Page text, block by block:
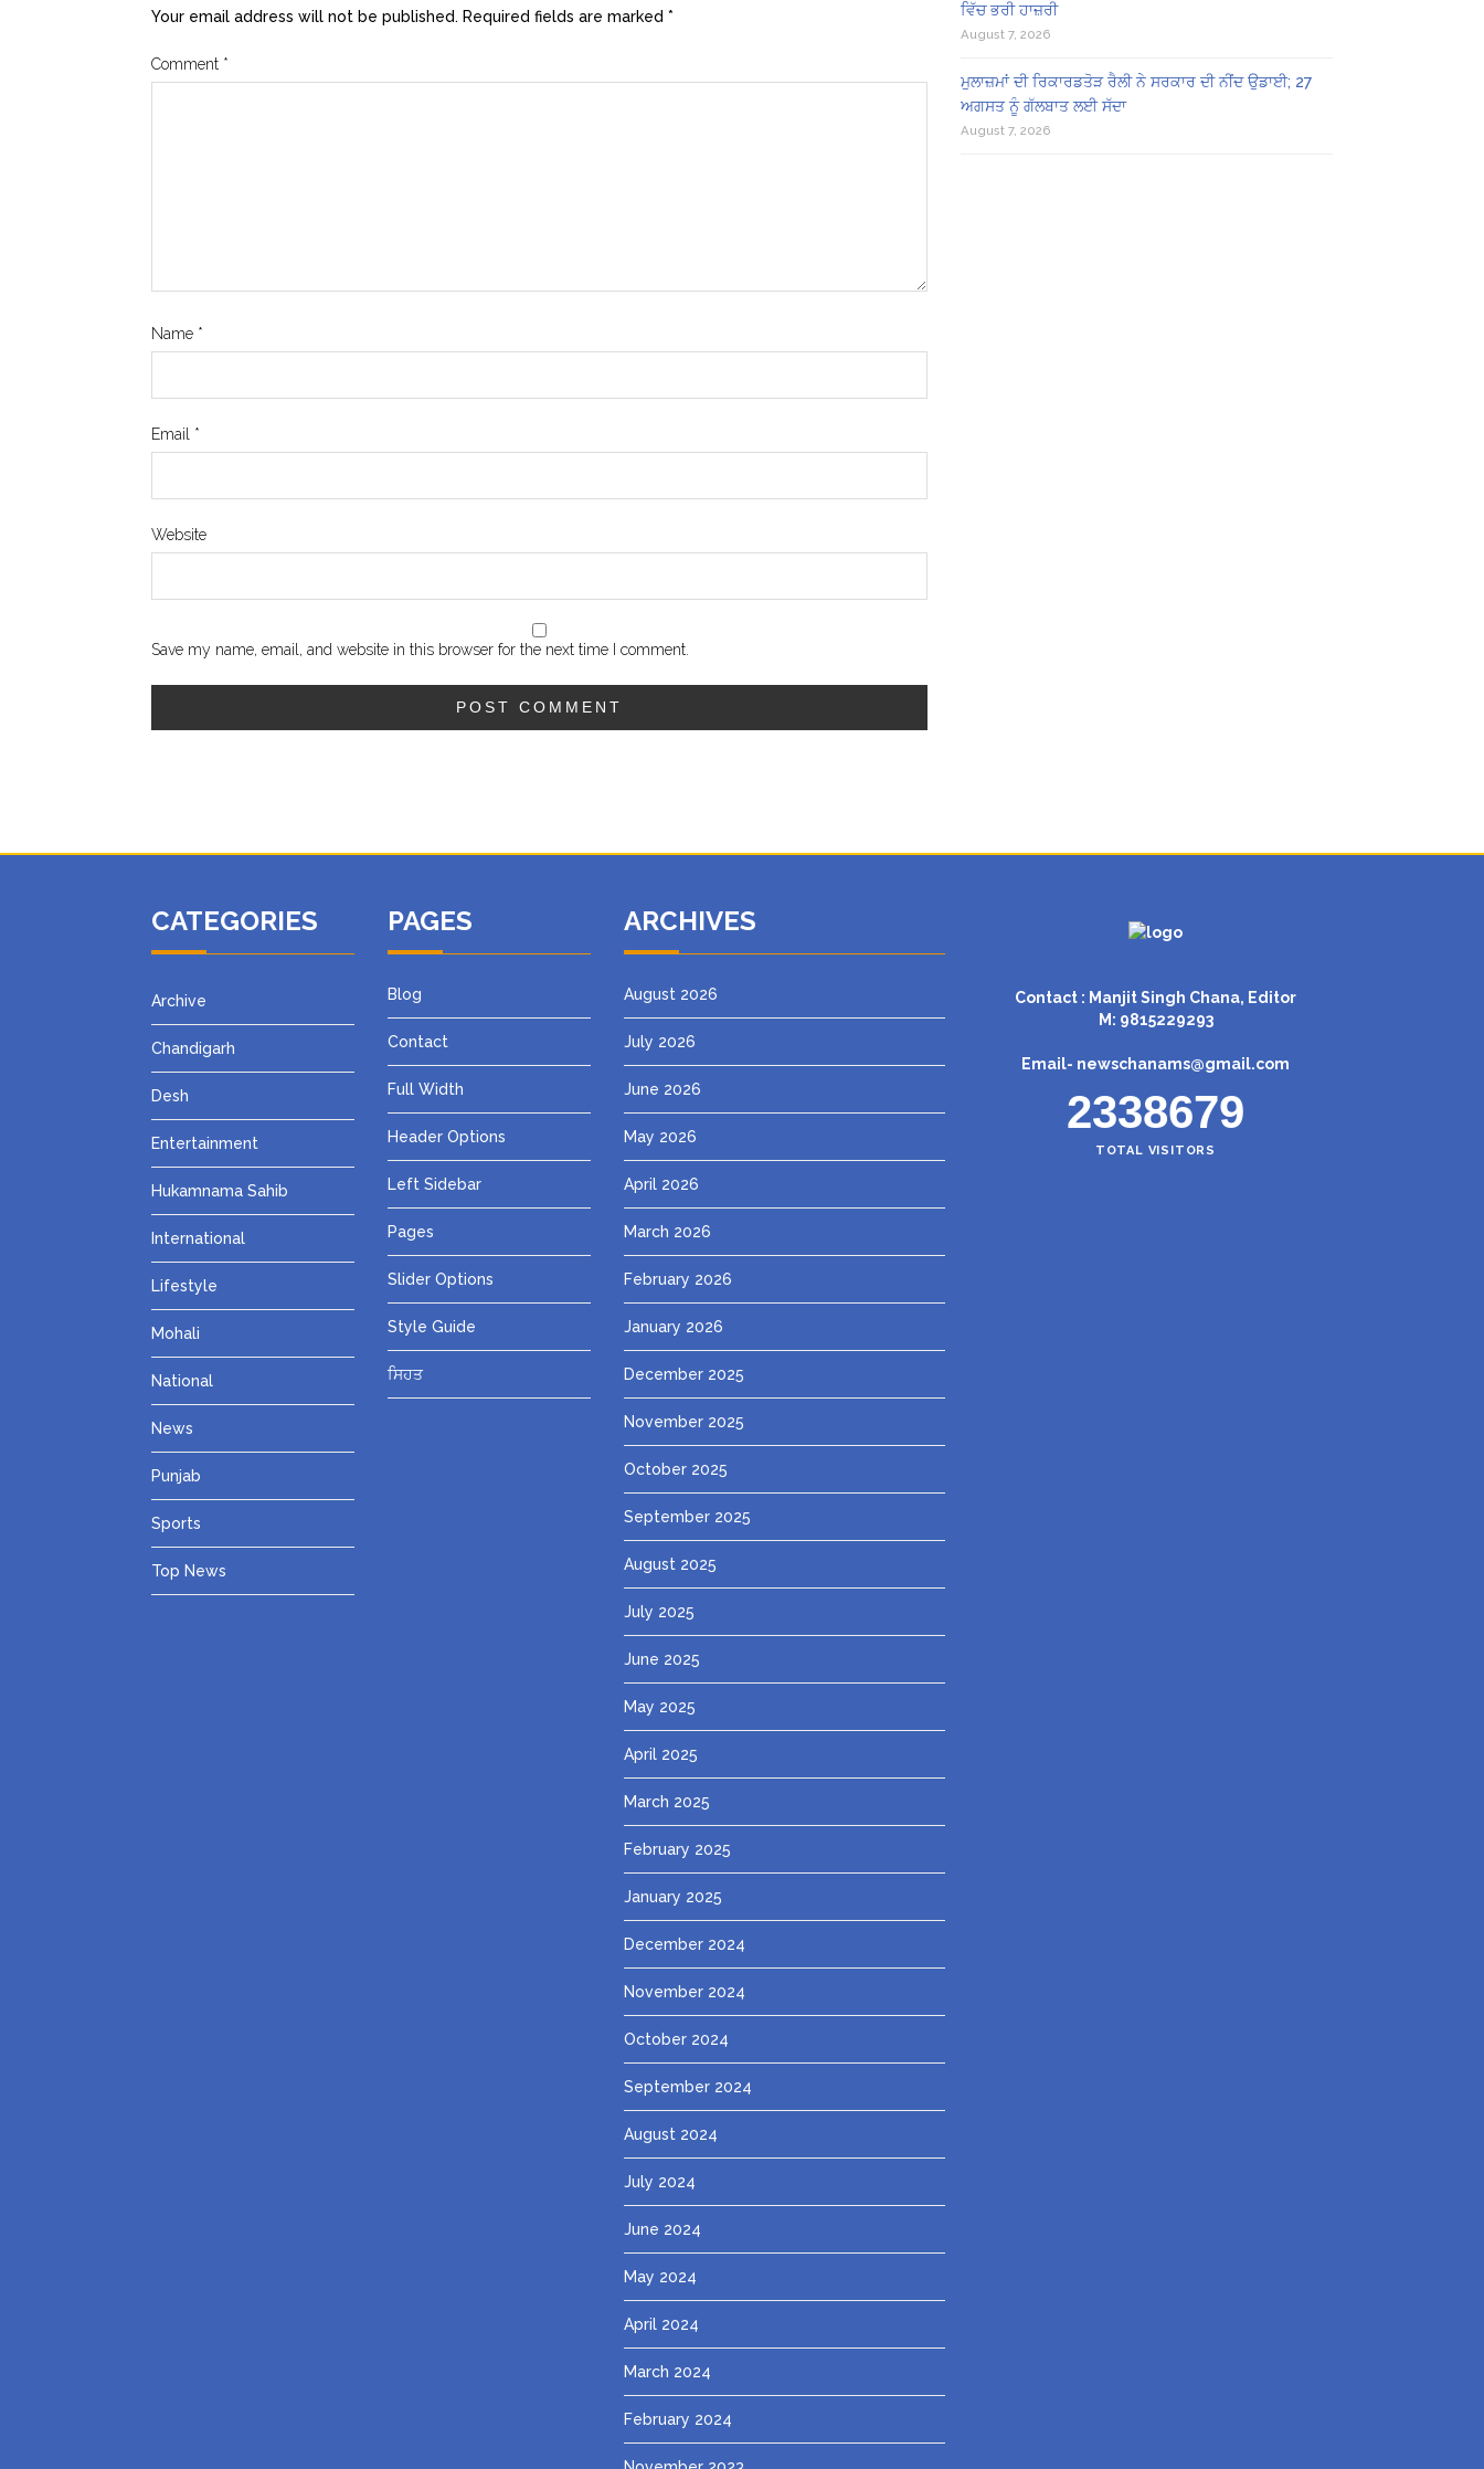
Your email address will not be published. Required fields are marked *
Comment *
Name *
Email *
Website
Save my name, email, and website in this browser for the next time I comment.
ਵਿੱਚ ਭਰੀ ਹਾਜ਼ਰੀ
August 7, 2026
ਮੁਲਾਜ਼ਮਾਂ ਦੀ ਰਿਕਾਰਡਤੋੜ ਰੈਲੀ ਨੇ ਸਰਕਾਰ ਦੀ ਨੀਂਦ ਉਡਾਈ; 27
ਅਗਸਤ ਨੂੰ ਗੱਲਬਾਤ ਲਈ ਸੱਦਾ
August 7, 2026
CATEGORIES
Archive
Chandigarh
Desh
Entertainment
Hukamnama Sahib
International
Lifestyle
Mohali
National
News
Punjab
Sports
Top News
PAGES
Blog
Contact
Full Width
Header Options
Left Sidebar
Pages
Slider Options
Style Guide
ਸਿਹਤ
ARCHIVES
August 2026
July 2026
June 2026
May 2026
April 2026
March 2026
February 2026
January 2026
December 2025
November 2025
October 2025
September 2025
August 2025
July 2025
June 2025
May 2025
April 2025
March 2025
February 2025
January 2025
December 2024
November 2024
October 2024
September 2024
August 2024
July 2024
June 2024
May 2024
April 2024
March 2024
February 2024
Contact : Manjit Singh Chana, Editor
M: 9815229293
Email- newschanams@gmail.com
2338679
TOTAL VISITORS